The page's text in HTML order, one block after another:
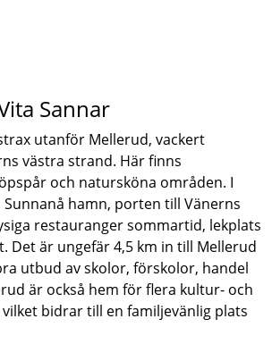
Sannar
utanför Mellerud, vackert
västra strand. Här finns
och natursköna områden. I
hamn, porten till Vänerns
restauranger sommartid, lekplats
Det är ungefär 4,5 km in till Mellerud
utbud av skolor, förskolor, handel
är också hem för flera kultur- och
bidrar till en familjevänlig plats